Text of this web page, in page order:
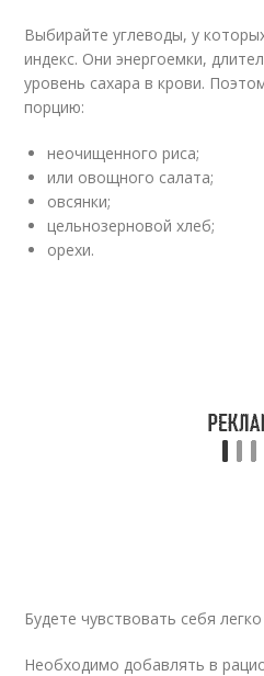
Выбирайте углеводы, у
индекс. Они энергоемки,
уровень сахара в крови.
порцию:
неочищенного риса;
или овощного салата;
овсянки;
цельнозерновой хлеб;
орехи.
Будете чувствовать себя
Необходимо добавлять в